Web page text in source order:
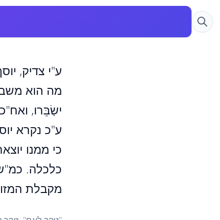
ע"י צדיק,
מה הוא
ישַׂבֵּרו,
ע"כ נקרא
כי ממנו
כלכלה.
מקבלת